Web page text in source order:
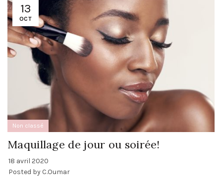
13
OCT
Non classé
Maquillage de jour ou soirée!
18 avril 2020
Posted by C.Oumar